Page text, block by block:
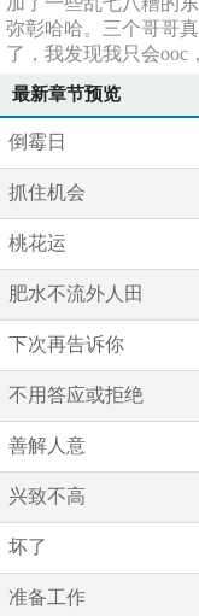
弥彰哈哈。三个哥哥
了，我发现我只会ooc
最新章节预览
倒霉日
抓住机会
桃花运
肥水不流外人田
下次再告诉你
不用答应或拒绝
善解人意
兴致不高
坏了
准备工作